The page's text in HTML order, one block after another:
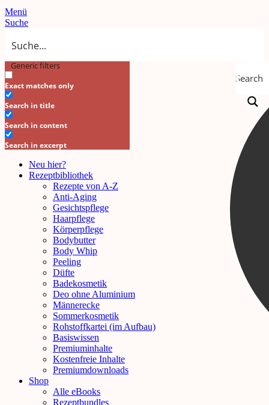
Menü
Suche
Search
Generic filters
Exact matches only
Search in title
Search in content
Search in excerpt
Neu hier?
Rezeptbibliothek
Rezepte von A-Z
Anti-Aging
Gesichtspflege
Haarpflege
Körperpflege
Bodybutter
Body Whip
Peeling
Düfte
Badekosmetik
Deo ohne Aluminium
Männerecke
Sommerkosmetik
Rohstoffkartei (im Aufbau)
Basiswissen
Premiuminhalte
Kostenfreie Inhalte
Premiumdownloads
Shop
Alle eBooks
Rezeptbundles